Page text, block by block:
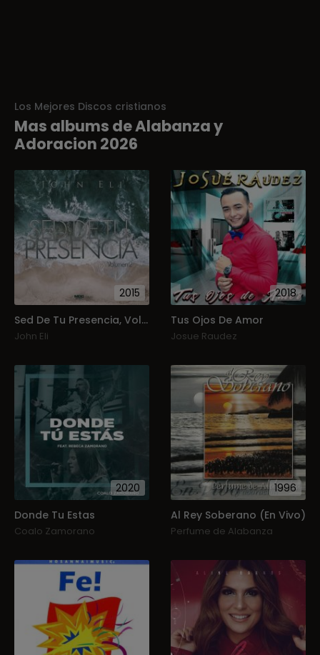
Los Mejores Discos cristianos
Mas albums de Alabanza y
Adoracion 2026
2015
Sed De Tu Presencia, Vol.2
John Eli
2018
Tus Ojos De Amor
Josue Raudez
2020
Donde Tu Estas
Coalo Zamorano
1996
Al Rey Soberano (En Vivo)
Perfume de Alabanza